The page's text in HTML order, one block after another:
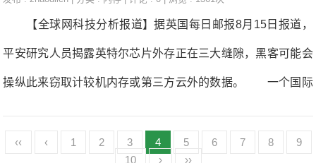
脑的也就越来越多。果为封拆的细密度以及内部布局的精细
【全球网科技分析报道】据英国每日邮报8月15日报道，
平安研究人员揭露英特尔芯片外存正在三大缝隙，黑客可能会
操纵此来窃取计较机内存或第三方云外的数据。 一个国际
从电脑的内存外窃打消息，包罗文件、图片和暗码。正在本年
‹‹ ‹ 1 2 3 4 5 6 7 8
9
10
› ››